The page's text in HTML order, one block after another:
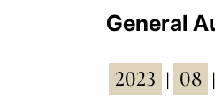
General
2023 08